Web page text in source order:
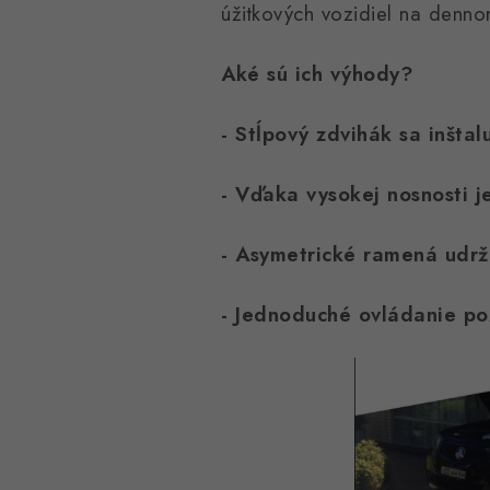
úžitkových vozidiel na
Aké sú ich výhody?
- Stĺpový zdvihák sa
- Vďaka vysokej nosnosti
- Asymetrické ramená
- Jednoduché ovládanie